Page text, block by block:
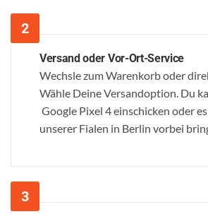
Versand oder Vor-Ort-Service
Wechsle zum Warenkorb oder
Wähle Deine Versandoption. Du
Google Pixel 4 einschicken oder
unserer Fialen in Berlin vorbei